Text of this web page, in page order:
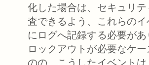
化した場合は、セキュリ
査できるよう、これらの
にログへ記録する必要が
ロックアウトが必要なケ
のの、こうしたイベントは